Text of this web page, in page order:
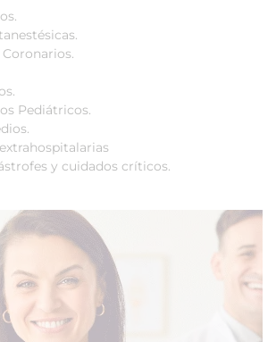
Pediátricos.
y cuidados críticos.